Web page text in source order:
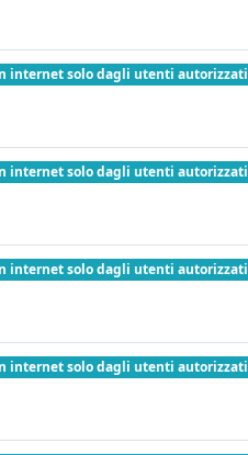
internet solo dagli utenti autorizzati
internet solo dagli utenti autorizzati
internet solo dagli utenti autorizzati
internet solo dagli utenti autorizzati